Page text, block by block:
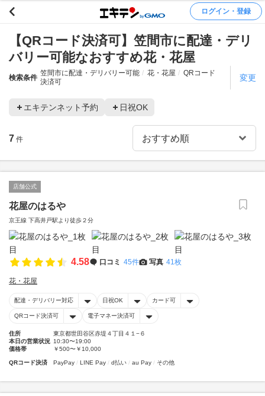
ログイン・登録
【QRコード決済可】笠間市に配達・デリ
バリー可能なおすすめ花・花屋
検索条件
笠間市に配達・デリバリー可能 花・花屋
QRコード
決済可
変更
エキテンネット予約 日祝OK
7 件
店舗公式
花屋のはるや
京王線 下高井戸駅より徒歩２分
4.58 口コミ 45件 写真 41枚
花・花屋
配達・デリバリー対応 日祝OK カード可
QRコード決済可 電子マネー決済可
住所
東京都世田谷区赤堤４丁目４１−６
本日の営業状況 10:30〜19:00
価格帯
￥500〜￥10,000
QRコード決済 PayPay LINE Pay d払い au Pay その他